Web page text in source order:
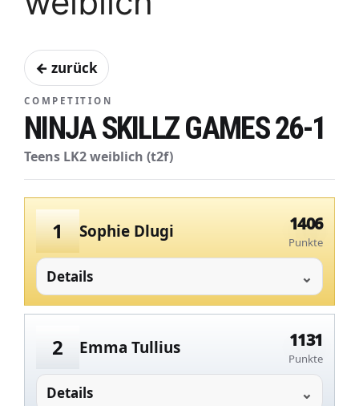
← zurück
COMPETITION
NINJA SKILLZ GAMES 26-1
Teens LK2 weiblich (t2f)
1 Sophie Dlugi 1406
Punkte
Details
2 Emma Tullius 1131
Punkte
Details